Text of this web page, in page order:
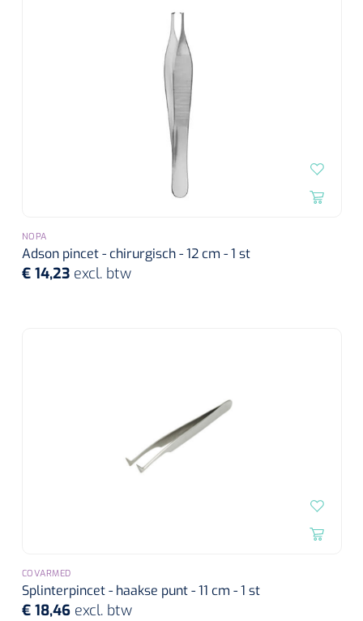
NOPA
Adson pincet - chirurgisch - 12 cm - 1 st
€ 14,23 excl. btw
COVARMED
Splinterpincet - haakse punt - 11 cm - 1 st
€ 18,46 excl. btw